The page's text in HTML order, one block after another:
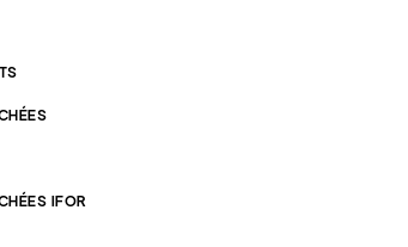
IFOR